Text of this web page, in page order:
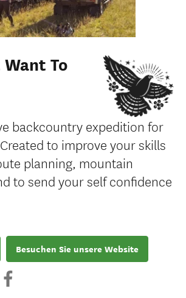
To
backcountry expedition for
to improve your skills
planning, mountain
to send your self confidence
Besuchen Sie unsere Website